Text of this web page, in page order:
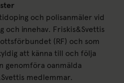
och polisanmäler vid
och innehav. Friskis&Svettis
(RF) och som
att känna till och följa
genomföra oanmälda
medlemmar.